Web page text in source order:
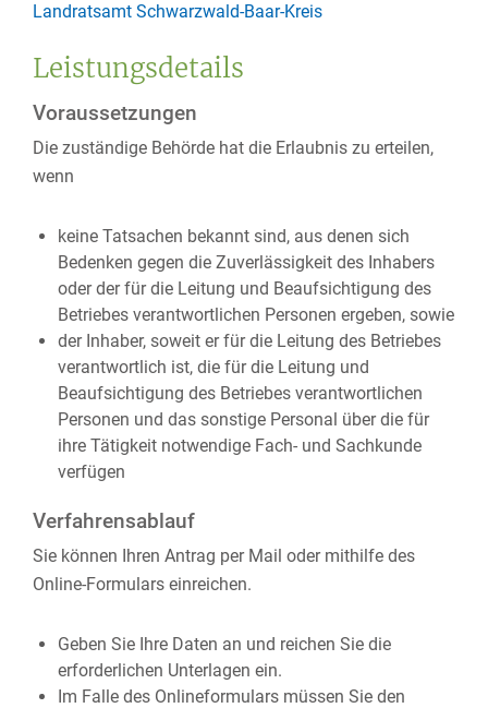
Landratsamt Schwarzwald-Baar-Kreis
Leistungsdetails
Voraussetzungen
Die zuständige Behörde hat die Erlaubnis zu erteilen,
wenn
keine Tatsachen bekannt sind, aus denen sich
Bedenken gegen die Zuverlässigkeit des Inhabers
oder der für die Leitung und Beaufsichtigung des
Betriebes verantwortlichen Personen ergeben, sowie
der Inhaber, soweit er für die Leitung des Betriebes
verantwortlich ist, die für die Leitung und
Beaufsichtigung des Betriebes verantwortlichen
Personen und das sonstige Personal über die für
ihre Tätigkeit notwendige Fach- und Sachkunde
verfügen
Verfahrensablauf
Sie können Ihren Antrag per Mail oder mithilfe des
Online-Formulars einreichen.
Geben Sie Ihre Daten an und reichen Sie die
erforderlichen Unterlagen ein.
Im Falle des Onlineformulars müssen Sie den